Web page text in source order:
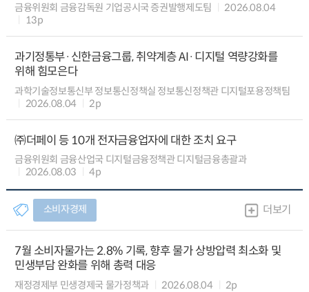
금융위원회 금융감독원 기업공시국 증권발행제도팀
2026.08.04
13p
과기정통부·신한금융그룹, 취약계층 AI·디지털 역량강화를
위해 힘모은다
과학기술정보통신부 정보통신정책실 정보통신정책관 디지털포용정책팀
2026.08.04
2p
㈜더페이 등 10개 전자금융업자에 대한 조치 요구
금융위원회 금융산업국 디지털금융정책관 디지털금융총괄과
2026.08.03
4p
소비자경제 더보기
7월 소비자물가는 2.8% 기록, 향후 물가 상방압력 최소화 및
민생부담 완화를 위해 총력 대응
재정경제부 민생경제국 물가정책과 2026.08.04 2p